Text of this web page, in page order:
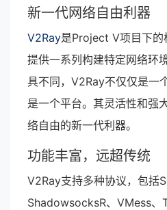
新一代网络自由利器
V2Ray是Project V项目下的
提供一系列构建特定网络环
具不同，V2Ray不仅仅是一
是一个平台。其灵活性和强
络自由的新一代利器。
功能丰富，远超传统
V2Ray支持多种协议，包括
ShadowsocksR、VMess、